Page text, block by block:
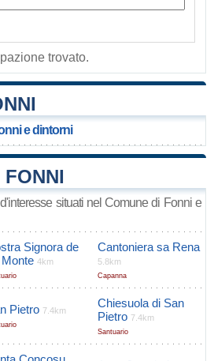
trovato.
e dintorni
situati nel Comune di Fonni e
Signora de
4km
Cantoniera sa Rena
5.8km
Capanna
Pietro 7.4km
Chiesuola di San
Pietro 7.4km
Santuario